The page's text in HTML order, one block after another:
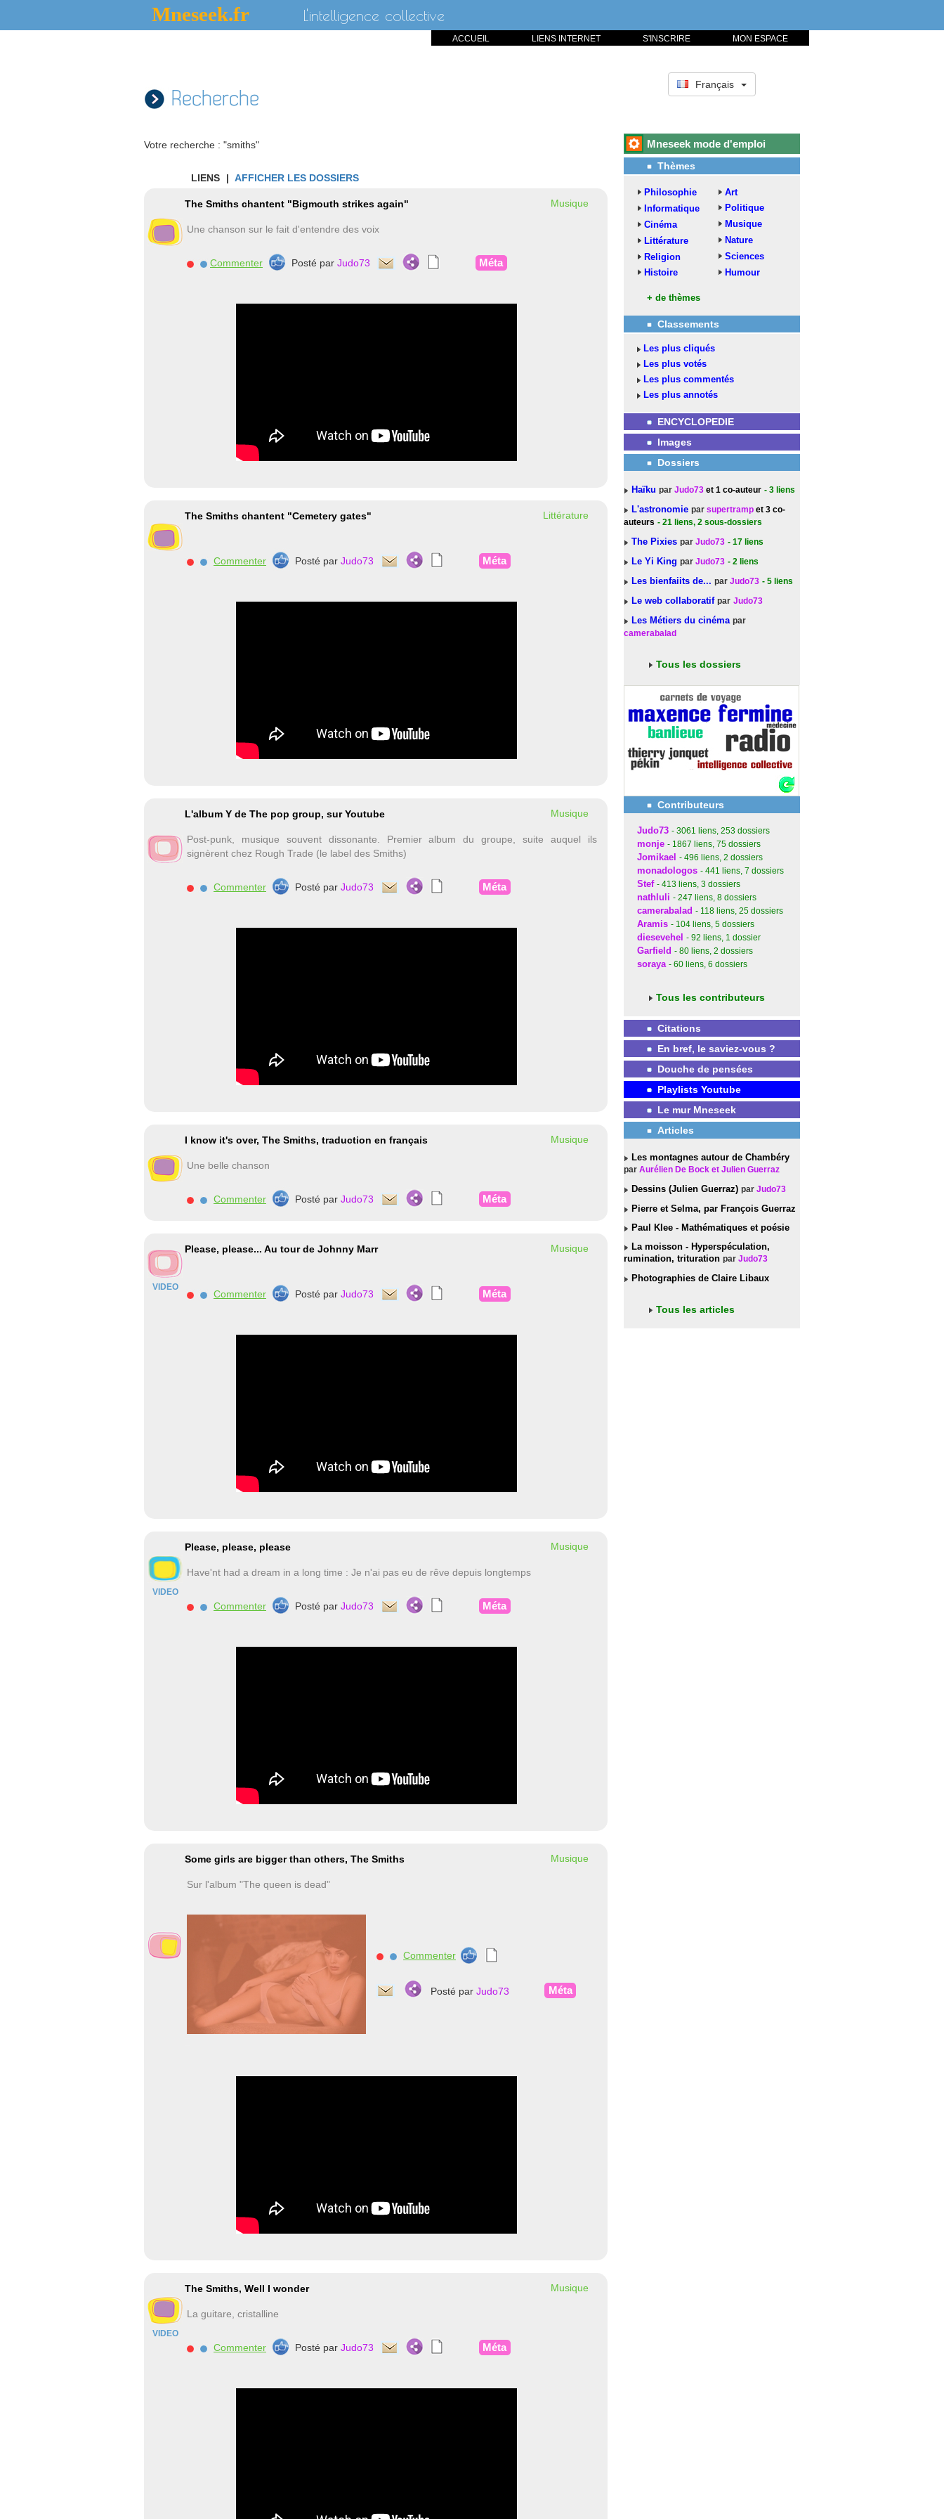
Mneseek.fr L'intelligence collective
MON ESPACE
S'INSCRIRE
LIENS INTERNET
ACCUEIL
Français
Recherche
Votre recherche : "smiths"
LIENS | AFFICHER LES DOSSIERS
The Smiths chantent "Bigmouth strikes again" Musique
Une chanson sur le fait d'entendre des voix
Commenter Posté par Judo73 Méta
The Smiths chantent "Cemetery gates" Littérature
Commenter Posté par Judo73 Méta
L'album Y de The pop group, sur Youtube Musique
Post-punk, musique souvent dissonante. Premier album du groupe, suite auquel ils
signèrent chez Rough Trade (le label des Smiths)
Commenter Posté par Judo73 Méta
I know it's over, The Smiths, traduction en français Musique
Une belle chanson
Commenter Posté par Judo73 Méta
VIDEO
Please, please... Au tour de Johnny Marr Musique
Commenter Posté par Judo73 Méta
VIDEO
Please, please, please Musique
Have'nt had a dream in a long time : Je n'ai pas eu de rêve depuis longtemps
Commenter Posté par Judo73 Méta
Some girls are bigger than others, The Smiths Musique
Sur l'album "The queen is dead"
Commenter
Posté par Judo73 Méta
VIDEO
The Smiths, Well I wonder Musique
La guitare, cristalline
Commenter Posté par Judo73 Méta
Mneseek mode d'emploi
Thèmes
Philosophie
Informatique
Cinéma
Littérature
Religion
Histoire
Art
Politique
Musique
Nature
Sciences
Humour
+ de thèmes
Classements
Les plus cliqués
Les plus votés
Les plus commentés
Les plus annotés
ENCYCLOPEDIE
Images
Dossiers
Haïku par Judo73 et 1 co-auteur - 3 liens
L'astronomie par supertramp et 3 co-
auteurs - 21 liens, 2 sous-dossiers
The Pixies par Judo73 - 17 liens
Le Yi King par Judo73 - 2 liens
Les bienfaiits de... par Judo73 - 5 liens
Le web collaboratif par Judo73
Les Métiers du cinéma par
camerabalad
Tous les dossiers
Contributeurs
Judo73 - 3061 liens, 253 dossiers
monje - 1867 liens, 75 dossiers
Jomikael - 496 liens, 2 dossiers
monadologos - 441 liens, 7 dossiers
Stef - 413 liens, 3 dossiers
nathluli - 247 liens, 8 dossiers
camerabalad - 118 liens, 25 dossiers
Aramis - 104 liens, 5 dossiers
diesevehel - 92 liens, 1 dossier
Garfield - 80 liens, 2 dossiers
soraya - 60 liens, 6 dossiers
Tous les contributeurs
Citations
En bref, le saviez-vous ?
Douche de pensées
Playlists Youtube
Le mur Mneseek
Articles
Les montagnes autour de Chambéry
par Aurélien De Bock et Julien Guerraz
Dessins (Julien Guerraz) par Judo73
Pierre et Selma, par François Guerraz
Paul Klee - Mathématiques et poésie
La moisson - Hyperspéculation,
rumination, trituration par Judo73
Photographies de Claire Libaux
Tous les articles